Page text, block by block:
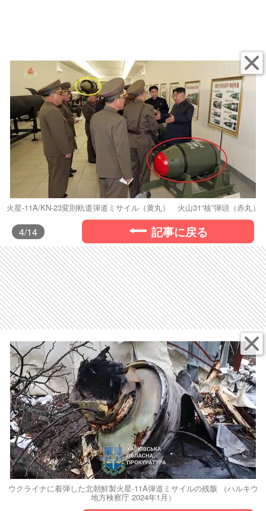
火星-11A/KN-23変則軌道弾道ミサイル（黄丸） 火山31“核”弾頭（赤丸）
4/14 記事に戻る
ウクライナに着弾した北朝鮮製火星-11A弾道ミサイルの残骸 （ハルキウ
地方検察庁 2024年1月）